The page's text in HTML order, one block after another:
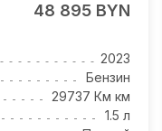
48 895 BYN
2023
Бензин
29737 Км км
1.5 л